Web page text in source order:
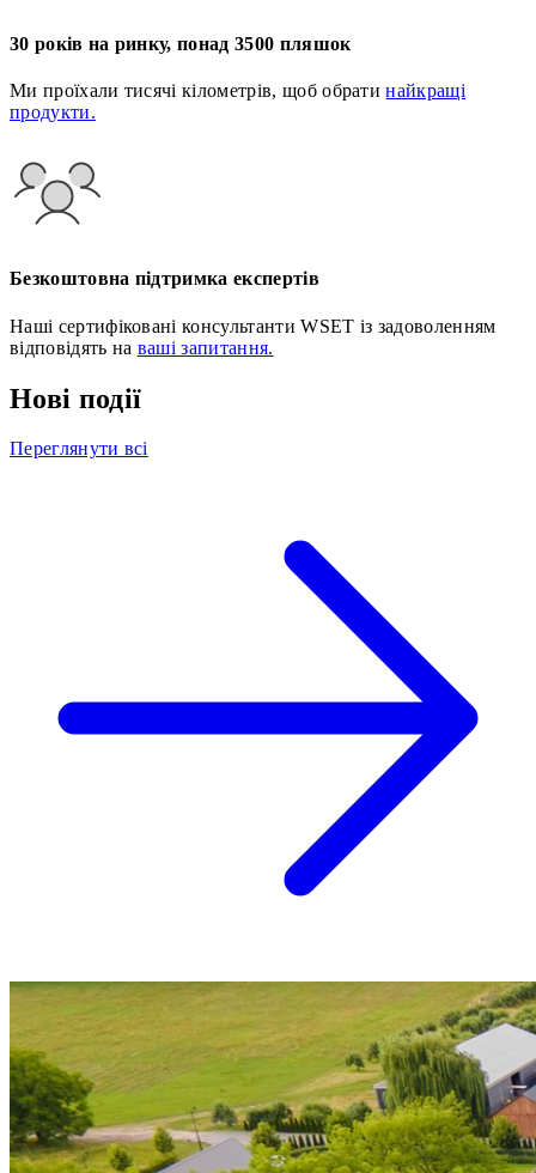
30 років на ринку, понад 3500 пляшок
Ми проїхали тисячі кілометрів, щоб обратинайкращі
продукти.
Безкоштовна підтримка експертів
Наші сертифіковані консультанти WSET із задоволенням
відповідять на ваші запитання.
Нові події
Переглянути всі